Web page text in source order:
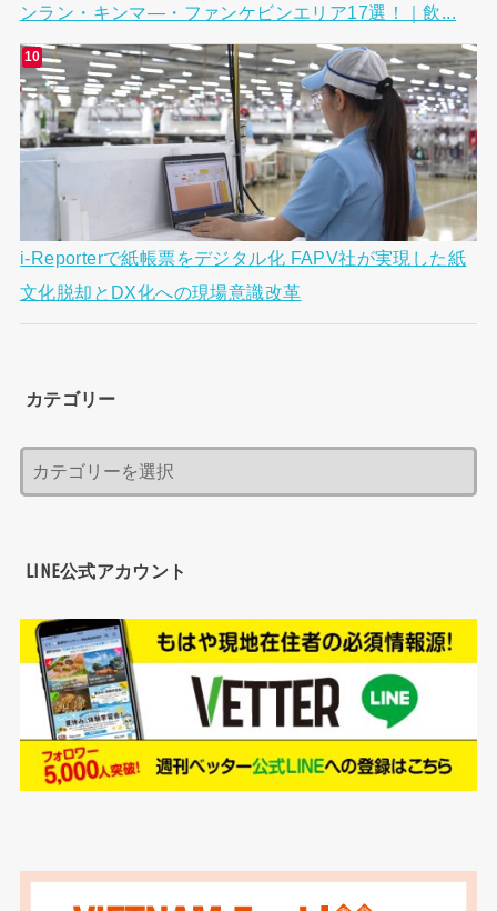
ンラン・キンマ―・ファンケビンエリア17選！｜飲...
i-Reporterで紙帳票をデジタル化 FAPV社が実現した紙
文化脱却とDX化への現場意識改革
カテゴリー
LINE公式アカウント